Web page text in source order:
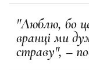
"Люблю, бо
вранці ми
страву", –